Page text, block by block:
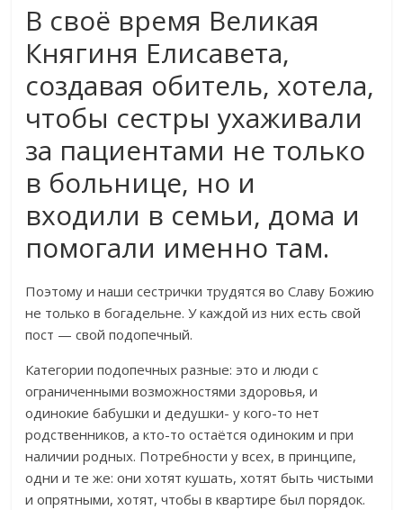
В своё время Великая
Княгиня Елисавета,
создавая обитель, хотела,
чтобы сестры ухаживали
за пациентами не только
в больнице, но и
входили в семьи, дома и
помогали именно там.
Поэтому и наши сестрички трудятся во Славу Божию
не только в богадельне. У каждой из них есть свой
пост — свой подопечный.
Категории подопечных разные: это и люди с
ограниченными возможностями здоровья, и
одинокие бабушки и дедушки- у кого-то нет
родственников, а кто-то остаётся одиноким и при
наличии родных. Потребности у всех, в принципе,
одни и те же: они хотят кушать, хотят быть чистыми
и опрятными, хотят, чтобы в квартире был порядок.